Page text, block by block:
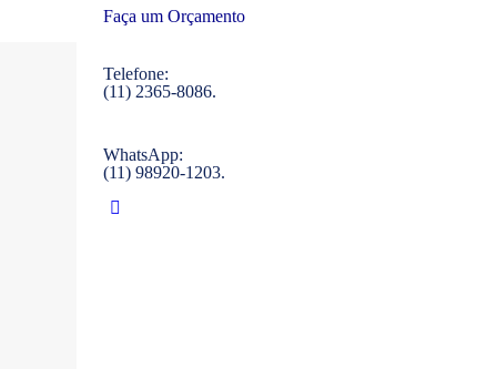
Faça um Orçamento
Telefone:
(11) 2365-8086.
WhatsApp:
(11) 98920-1203.